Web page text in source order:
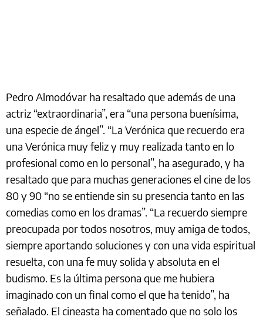
Pedro Almodóvar ha resaltado que además de una
actriz “extraordinaria”, era “una persona buenísima,
una especie de ángel”. “La Verónica que recuerdo era
una Verónica muy feliz y muy realizada tanto en lo
profesional como en lo personal”, ha asegurado, y ha
resaltado que para muchas generaciones el cine de los
80 y 90 “no se entiende sin su presencia tanto en las
comedias como en los dramas”. “La recuerdo siempre
preocupada por todos nosotros, muy amiga de todos,
siempre aportando soluciones y con una vida espiritual
resuelta, con una fe muy solida y absoluta en el
budismo. Es la última persona que me hubiera
imaginado con un final como el que ha tenido”, ha
señalado. El cineasta ha comentado que no solo los